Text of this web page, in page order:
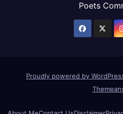
Poets
Proudly powered by